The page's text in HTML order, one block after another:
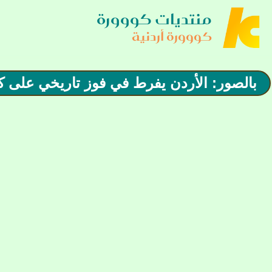
منتديات كووورة
كووورة أردنية
بالصور: الأردن يفرط في فوز تاريخي على